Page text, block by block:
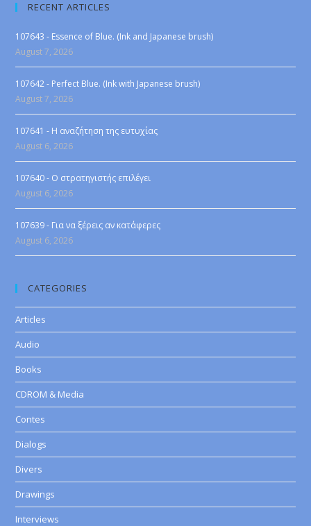
RECENT ARTICLES
107643 - Essence of Blue. (Ink and Japanese brush)
August 7, 2026
107642 - Perfect Blue. (Ink with Japanese brush)
August 7, 2026
107641 - Η αναζήτηση της ευτυχίας
August 6, 2026
107640 - Ο στρατηγιστής επιλέγει
August 6, 2026
107639 - Για να ξέρεις αν κατάφερες
August 6, 2026
CATEGORIES
Articles
Audio
Books
CDROM & Media
Contes
Dialogs
Divers
Drawings
Interviews